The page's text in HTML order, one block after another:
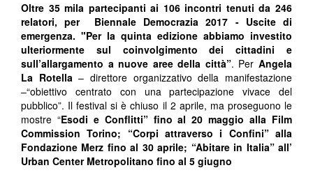
Oltre 35 mila partecipanti ai 106 incontri tenuti da 246
relatori, per Biennale Democrazia 2017 - Uscite di
emergenza. "Per la quinta edizione abbiamo investito
ulteriormente sul coinvolgimento dei cittadini e
sull’allargamento a nuove aree della città”. PerAngela
La Rotella– direttore organizzativo della manifestazione
–“obiettivo centrato con una partecipazione vivace del
pubblico”. Il festival si è chiuso il 2 aprile, ma proseguono le
mostre “Esodi e Conflitti” fino al 20 maggio alla Film
Commission Torino; “Corpi attraverso i Confini” alla
Fondazione Merz fino al 30 aprile; “Abitare in Italia” all’
Urban Center Metropolitano fino al 5 giugno